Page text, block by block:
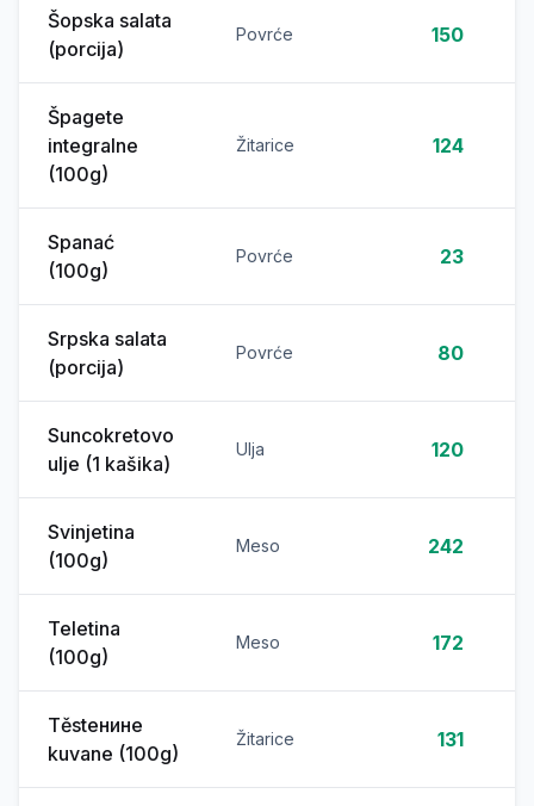
Šopska salata
(porcija)
Povrće 150
Špagete
integralne
(100g)
Žitarice 124
Spanać
(100g)
Povrće 23
Srpska salata
(porcija)
Povrće 80
Suncokretovo
ulje (1 kašika)
Ulja 120
Svinjetina
(100g)
Meso 242
Teletina
(100g)
Meso 172
Těstенине
kuvane (100g)
Žitarice 131